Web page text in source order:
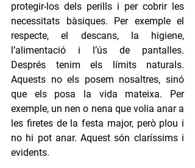
protegir-los dels perills i per cobrir les
necessitats bàsiques. Per exemple el
respecte, el descans, la higiene,
l’alimentació i l’ús de pantalles.
Després tenim els límits naturals.
Aquests no els posem nosaltres, sinó
que els posa la vida mateixa. Per
exemple, un nen o nena que volia anar a
les firetes de la festa major, però plou i
no hi pot anar. Aquest són claríssims i
evidents.